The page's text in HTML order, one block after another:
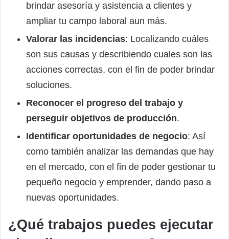
brindar asesoría y asistencia a clientes y
ampliar tu campo laboral aun más.
Valorar las incidencias: Localizando cuáles
son sus causas y describiendo cuales son las
acciones correctas, con el fin de poder brindar
soluciones.
Reconocer el progreso del trabajo y
perseguir objetivos de producción.
Identificar oportunidades de negocio: Así
como también analizar las demandas que hay
en el mercado, con el fin de poder gestionar tu
pequeño negocio y emprender, dando paso a
nuevas oportunidades.
¿Qué trabajos puedes ejecutar